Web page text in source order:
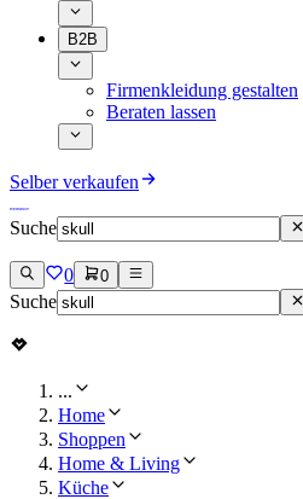
B2B
Firmenkleidung gestalten
Beraten lassen
Selber verkaufen
Suche
0 0
Suche
...
Home
Shoppen
Home & Living
Küche